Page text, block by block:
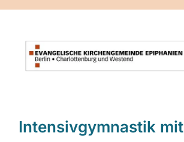
Intensivgymnastik mit